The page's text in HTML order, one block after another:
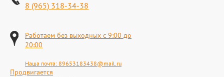
8 (965) 318-34-38
Работаем без выходных с 9:00 до
20:00
Наша почта: 89653183438@mail.ru
Продвигается